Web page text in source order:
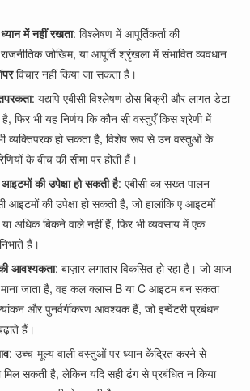
में नहीं रखता: विश्लेषण में आपूर्तिकर्ता की
जोखिम, या आपूर्ति श्रृंखला में संभावित व्यवधान
परविचार नहीं किया जा सकता है।
: यद्यपि एबीसी विश्लेषण ठोस बिक्री और लागत डेटा
फिर भी यह निर्णय कि कौन सी वस्तुएँ किस श्रेणी में
व्यक्तिपरक हो सकता है, विशेष रूप से उन वस्तुओं के
के बीच की सीमा पर होती हैं।
की उपेक्षा हो सकती है: एबीसी का सख्त पालन
की उपेक्षा हो सकती है, जो हालांकि ए आइटमों
अधिक बिकने वाले नहीं हैं, फिर भी व्यवसाय में एक
हैं।
आवश्यकता: बाज़ार लगातार विकसित हो रहा है। जो आज
जाता है, वह कल क्लास B या C आइटम बन सकता
और पुनर्वर्गीकरण आवश्यक हैं, जो इन्वेंटरी प्रबंधन
हैं।
: उच्च-मूल्य वाली वस्तुओं पर ध्यान केंद्रित करने से
मिल सकती है, लेकिन यदि सही ढंग से प्रबंधित न किया